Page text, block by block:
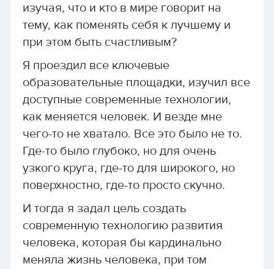
изучая, что и кто в мире говорит на
тему, как поменять себя к лучшему и
при этом быть счастливым?
Я проездил все ключевые
образовательные площадки, изучил все
доступные современные технологии,
как меняется человек. И везде мне
чего-то не хватало. Все это было не то.
Где-то было глубоко, но для очень
узкого круга, где-то для широкого, но
поверхностно, где-то просто скучно.
И тогда я задал цель создать
современную технологию развития
человека, которая бы кардинально
меняла жизнь человека, при том